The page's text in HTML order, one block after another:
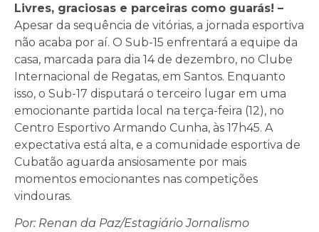
Livres, graciosas e parceiras como guarás! –
Apesar da sequência de vitórias, a jornada esportiva
não acaba por aí. O Sub-15 enfrentará a equipe da
casa, marcada para dia 14 de dezembro, no Clube
Internacional de Regatas, em Santos. Enquanto
isso, o Sub-17 disputará o terceiro lugar em uma
emocionante partida local na terça-feira (12), no
Centro Esportivo Armando Cunha, às 17h45. A
expectativa está alta, e a comunidade esportiva de
Cubatão aguarda ansiosamente por mais
momentos emocionantes nas competições
vindouras.
Por: Renan da Paz/Estagiário Jornalismo